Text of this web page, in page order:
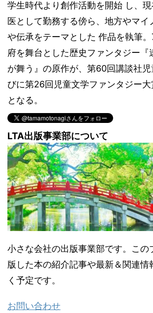
学生時代より創作活動を開始 し、
医として勤務する傍ら、地方やマイ
や伝承をテーマとした 作品を執筆
府を舞台とした歴史ファンタジー『
が舞う』の原作が、第60回講談社
びに第26回児童文学ファンタジー
となる。
LTA出版事業部について
小さな会社の出版事業部です。この
版した本の紹介記事や最新＆関連情
く予定です。
お問い合わせ